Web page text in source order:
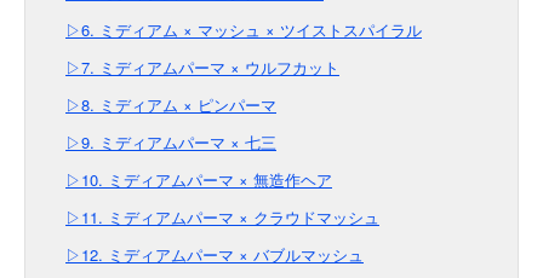
▷6. ミディアム × マッシュ × ツイストスパイラル
▷7. ミディアムパーマ × ウルフカット
▷8. ミディアム × ピンパーマ
▷9. ミディアムパーマ × 七三
▷10. ミディアムパーマ × 無造作ヘア
▷11. ミディアムパーマ × クラウドマッシュ
▷12. ミディアムパーマ × バブルマッシュ